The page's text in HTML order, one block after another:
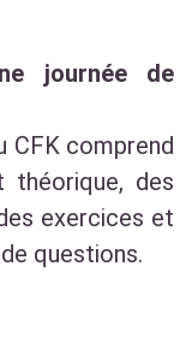
journée de
CFK comprend
théorique, des
exercices et
questions.